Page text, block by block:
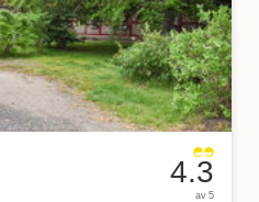
4.3
av 5